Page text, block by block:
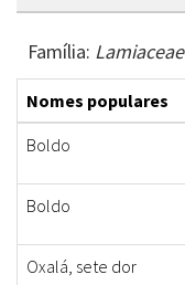
Família: Lamiaceae
Nomes populares
Boldo
Boldo
Oxalá, sete dor